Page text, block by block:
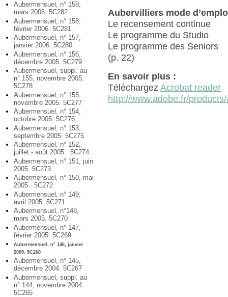
Aubermensuel, n° 159,
mars 2006. 5C282
Aubermensuel, n° 158,
février 2006. 5C281
Aubermensuel, n° 157,
janvier 2006. 5C280
Aubermensuel, n° 156,
décembre 2005. 5C279
Aubermensuel, suppl. au
n° 155, novembre 2005.
5C278
Aubermensuel, n° 155,
novembre 2005. 5C277
Aubermensuel, n° 154,
octobre 2005. 5C276
Aubermensuel, n° 153,
septembre 2005. 5C275
Aubermensuel, n° 152,
juillet - août 2005 . 5C274
Aubermensuel, n° 151, juin
2005. 5C273
Aubermensuel, n° 150, mai
2005 . 5C272
Aubermensuel, n° 149,
avril 2005. 5C271
Aubermensuel, n°148,
mars 2005. 5C270
Aubermensuel, n° 147,
février 2005. 5C269
Aubermensuel, n° 146, janvier
2005. 5C268
Aubermensuel, n° 145,
décembre 2004. 5C267
Aubermensuel, suppl. au
n° 144, novembre 2004.
5C265
Aubervilliers mode
Le recensement continue
Le programme du Studio
Le programme des Seniors
(p. 22)
En savoir plus :
TéléchargezAcrobat reader
http://www.adobe.fr/